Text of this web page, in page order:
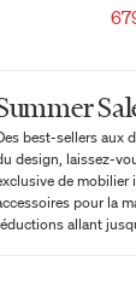
best-sellers aux
design, laissez-
de mobilier
pour la
allant